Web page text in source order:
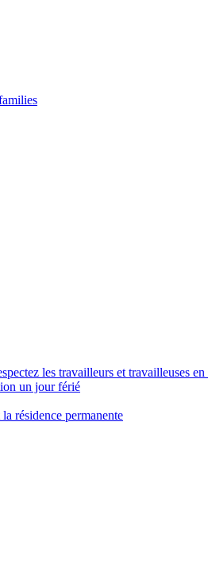
les travailleurs et travailleuses
un jour férié
résidence permanente